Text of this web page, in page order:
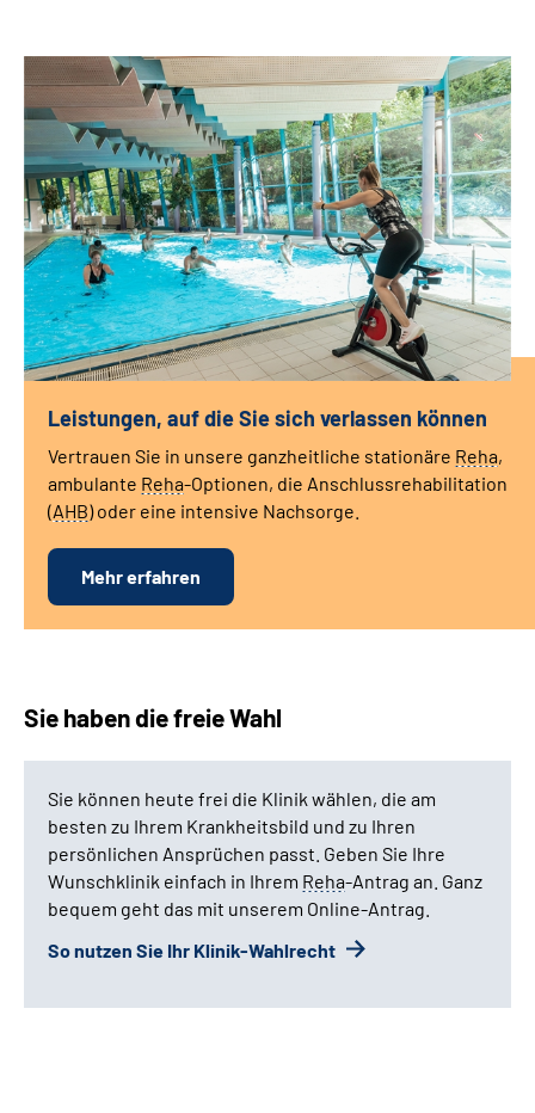
Leistungen, auf die Sie sich verlassen können
Vertrauen Sie in unsere ganzheitliche stationäre Reha,
ambulante Reha-Optionen, die Anschlussrehabilitation
(AHB) oder eine intensive Nachsorge.
Mehr erfahren
Sie haben die freie Wahl
Sie können heute frei die Klinik wählen, die am
besten zu Ihrem Krankheitsbild und zu Ihren
persönlichen Ansprüchen passt. Geben Sie Ihre
Wunschklinik einfach in Ihrem Reha-Antrag an. Ganz
bequem geht das mit unserem Online-Antrag.
So nutzen Sie Ihr Klinik-Wahlrecht